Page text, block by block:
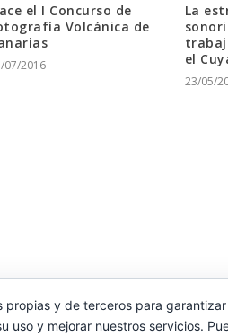
el I Concurso de
Volcánica de
07/2016
La
el
23/05/
propias y de terceros para
uso y mejorar nuestros servicios.